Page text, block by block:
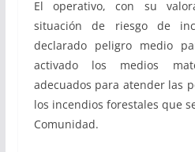
El operativo, con su
situación de riesgo de
declarado peligro medio
activado los medios
adecuados para atender las
los incendios forestales que
Comunidad.